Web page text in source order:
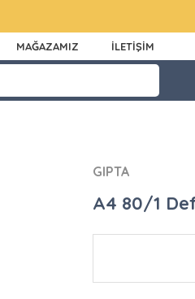
MAĞAZAMIZ İLETİŞİM
GIPTA
A4 80/1